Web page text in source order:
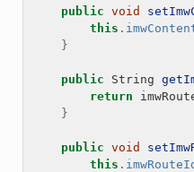
public void
this .
}
public String
return
}
public void
this .